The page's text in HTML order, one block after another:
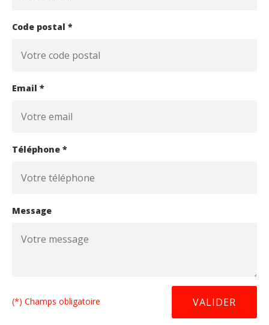
Code postal *
Email *
Téléphone *
Message
(*) Champs obligatoire